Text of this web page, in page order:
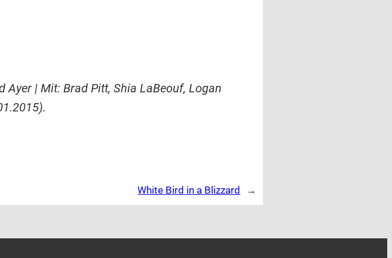
| Mit: Brad Pitt, Shia LaBeouf, Logan
White Bird in a Blizzard →